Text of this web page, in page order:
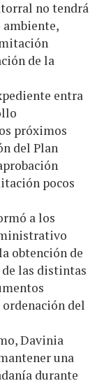
no tendrá
de la
entra
próximos
del Plan
pocos
a los
obtención de
las distintas
del
Davinia
una
durante